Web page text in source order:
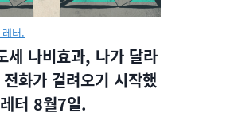
터.
세 나비효과, 나가 달라
화가 걸려오기 시작했
터 8월7일.